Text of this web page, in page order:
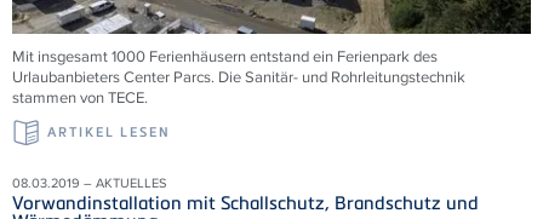
Mit insgesamt 1000 Ferienhäusern entstand ein Ferienpark des
Urlaubanbieters Center Parcs. Die Sanitär- und Rohrleitungstechnik
stammen von TECE.
ARTIKEL LESEN
08.03.2019 – AKTUELLES
Vorwandinstallation mit Schallschutz, Brandschutz und